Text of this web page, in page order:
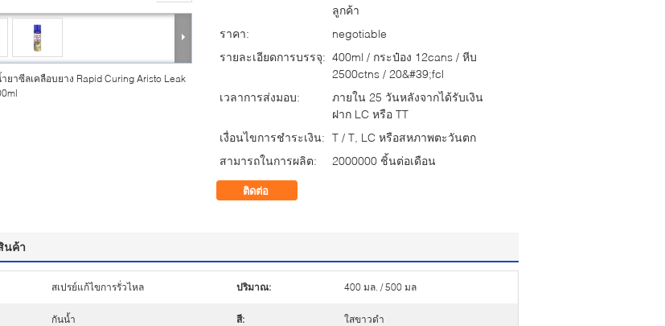
ยาซีลเคลือบยาง Rapid Curing Aristo Leak
ลูกค้า
ราคา:
negotiable
รายละเอียดการบรรจุ: 400ml / กระป๋อง 12cans / หีบ
2500ctns / 20&#39;fcl
เวลาการส่งมอบ:
ภายใน 25 วันหลังจากได้รับเงิน
ฝาก LC หรือ TT
เงื่อนไขการชำระเงิน: T / T, LC หรือสหภาพตะวันตก
สามารถในการผลิต:
2000000 ชิ้นต่อเดือน
ติดต่อ
นค้า
สเปรย์แก้ไขการรั่วไหล ปริมาณ: 400 มล. / 500 มล
กันน้ำ สี: ใสขาวดำ